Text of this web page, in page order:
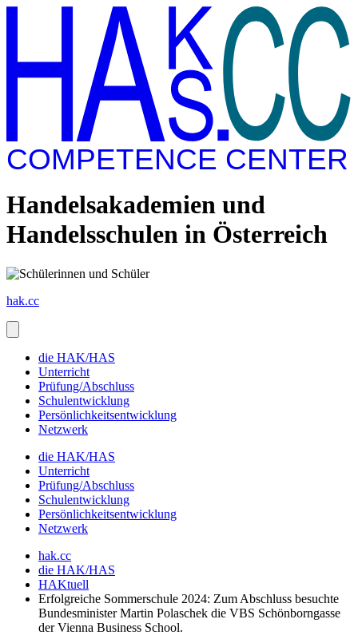
COMPETENCE CENTER
Handelsakademien und
Handelsschulen in Österreich
hak.cc
die HAK/HAS
Unterricht
Prüfung/Abschluss
Schulentwicklung
Persönlichkeitsentwicklung
Netzwerk
die HAK/HAS
Unterricht
Prüfung/Abschluss
Schulentwicklung
Persönlichkeitsentwicklung
Netzwerk
hak.cc
die HAK/HAS
HAKtuell
Erfolgreiche Sommerschule 2024: Zum Abschluss besuchte
Bundesminister Martin Polaschek die VBS Schönborngasse
der Vienna Business School.